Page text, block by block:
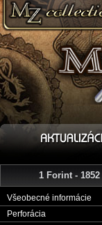
1 Forint - 1852
Všeobecné informácie
Perforácia